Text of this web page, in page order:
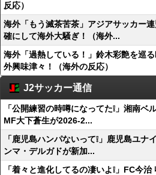
反応）
海外「もう滅茶苦茶」アジアサッカー
確にして海外大騒ぎ！（海外...
海外「過熱している！」鈴木彩艶を巡
外興味津々！（海外の反応）
J2サッカー通信
「公開練習の時噂になってた❕」湘南
MF大下蒼生が2026-2...
「鹿児島ハンパないって❕」鹿児島ユ
ンマ・デルガドが新加...
「着々と進化してるの凄いよ❕」FC今